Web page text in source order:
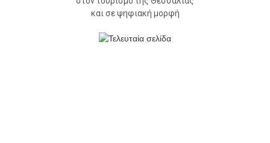
και σε ψηφιακή μορφή